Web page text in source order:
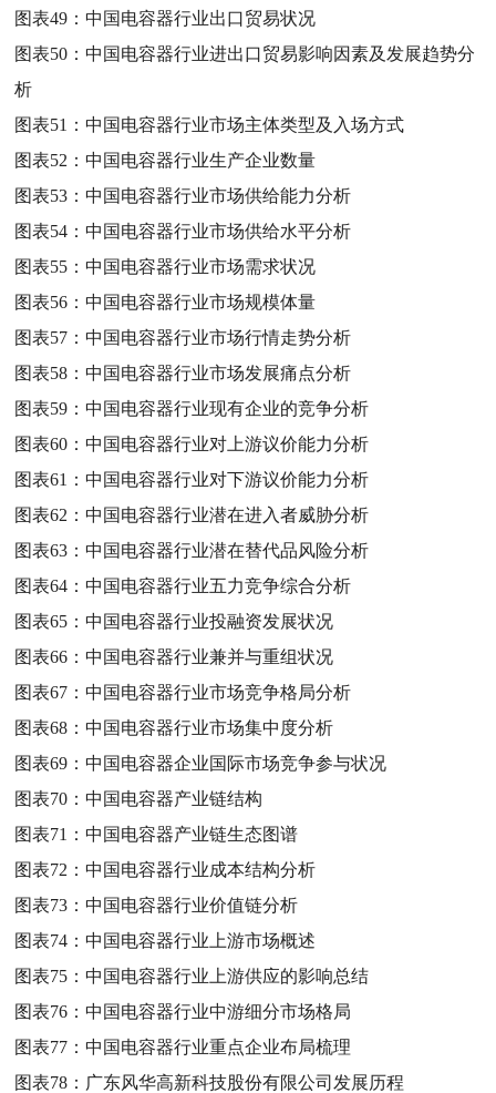
图表49：中国电容器行业出口贸易状况
图表50：中国电容器行业进出口贸易影响因素及发展趋势分
析
图表51：中国电容器行业市场主体类型及入场方式
图表52：中国电容器行业生产企业数量
图表53：中国电容器行业市场供给能力分析
图表54：中国电容器行业市场供给水平分析
图表55：中国电容器行业市场需求状况
图表56：中国电容器行业市场规模体量
图表57：中国电容器行业市场行情走势分析
图表58：中国电容器行业市场发展痛点分析
图表59：中国电容器行业现有企业的竞争分析
图表60：中国电容器行业对上游议价能力分析
图表61：中国电容器行业对下游议价能力分析
图表62：中国电容器行业潜在进入者威胁分析
图表63：中国电容器行业潜在替代品风险分析
图表64：中国电容器行业五力竞争综合分析
图表65：中国电容器行业投融资发展状况
图表66：中国电容器行业兼并与重组状况
图表67：中国电容器行业市场竞争格局分析
图表68：中国电容器行业市场集中度分析
图表69：中国电容器企业国际市场竞争参与状况
图表70：中国电容器产业链结构
图表71：中国电容器产业链生态图谱
图表72：中国电容器行业成本结构分析
图表73：中国电容器行业价值链分析
图表74：中国电容器行业上游市场概述
图表75：中国电容器行业上游供应的影响总结
图表76：中国电容器行业中游细分市场格局
图表77：中国电容器行业重点企业布局梳理
图表78： 广东风华高新科技股份有限公司发展历程